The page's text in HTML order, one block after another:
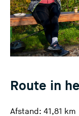
Route in
Afstand: 41,81 km